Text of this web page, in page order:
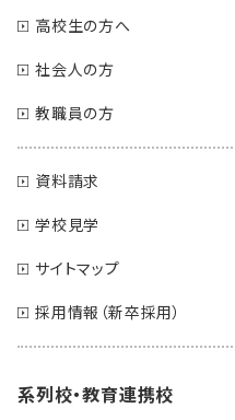
高校生の方へ
社会人の方
教職員の方
資料請求
学校見学
サイトマップ
採用情報（新卒採用）
系列校・教育連携校